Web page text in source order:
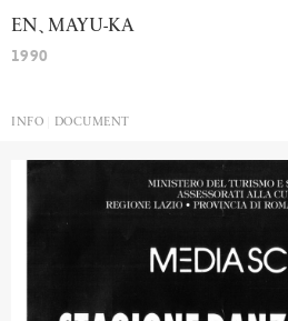
EN 、 MAYU-KA
1990
INFO DOCUMENT